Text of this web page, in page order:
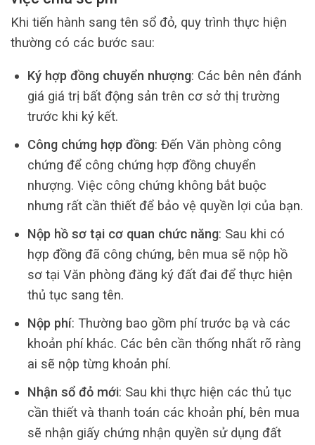
Khi tiến hành sang tên sổ đỏ, quy trình thực hiện
thường có các bước sau:
Ký hợp đồng chuyển nhượng: Các bên nên đánh
giá giá trị bất động sản trên cơ sở thị trường
trước khi ký kết.
Công chứng hợp đồng: Đến Văn phòng công
chứng để công chứng hợp đồng chuyển
nhượng. Việc công chứng không bắt buộc
nhưng rất cần thiết để bảo vệ quyền lợi của bạn.
Nộp hồ sơ tại cơ quan chức năng: Sau khi có
hợp đồng đã công chứng, bên mua sẽ nộp hồ
sơ tại Văn phòng đăng ký đất đai để thực hiện
thủ tục sang tên.
Nộp phí: Thường bao gồm phí trước bạ và các
khoản phí khác. Các bên cần thống nhất rõ ràng
ai sẽ nộp từng khoản phí.
Nhận sổ đỏ mới: Sau khi thực hiện các thủ tục
cần thiết và thanh toán các khoản phí, bên mua
sẽ nhận giấy chứng nhận quyền sử dụng đất